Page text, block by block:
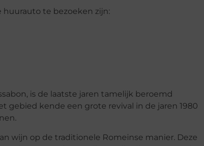
te bezoeken zijn:
is de laatste jaren tamelijk beroemd
gebied kende een grote revival in de jaren 1980
wijn op de traditionele Romeinse manier. Deze